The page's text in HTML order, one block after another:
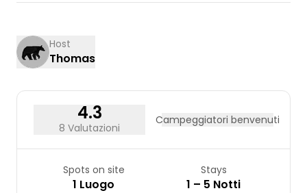
Host
Thomas
4.3
8 Valutazioni
Campeggiatori benvenuti
Spots on site
1 Luogo
Stays
1 – 5 Notti